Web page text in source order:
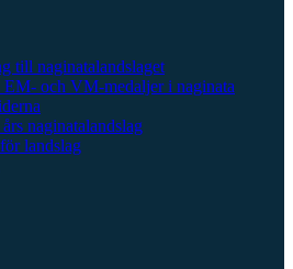
till naginatalandslaget
EM- och VM-medaljer i naginata
naginatalandslag
landslag